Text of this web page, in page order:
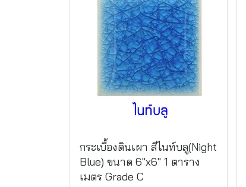
กระเบื้องดินเผา สีไนท์บลู(Night
Blue) ขนาด 6"x6" 1 ตาราง
เมตร Grade C